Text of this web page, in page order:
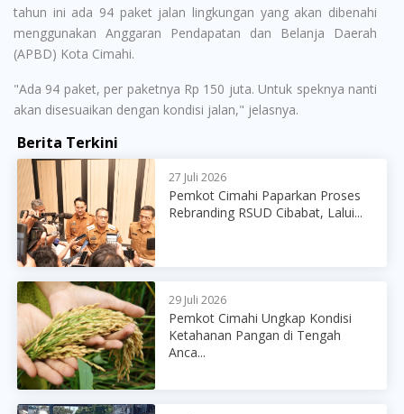
tahun ini ada 94 paket jalan lingkungan yang akan dibenahi
menggunakan Anggaran Pendapatan dan Belanja Daerah
(APBD) Kota Cimahi.
"Ada 94 paket, per paketnya Rp 150 juta. Untuk speknya nanti
akan disesuaikan dengan kondisi jalan," jelasnya.
Berita Terkini
27 Juli 2026
Pemkot Cimahi Paparkan Proses
Rebranding RSUD Cibabat, Lalui...
29 Juli 2026
Pemkot Cimahi Ungkap Kondisi
Ketahanan Pangan di Tengah
Anca...